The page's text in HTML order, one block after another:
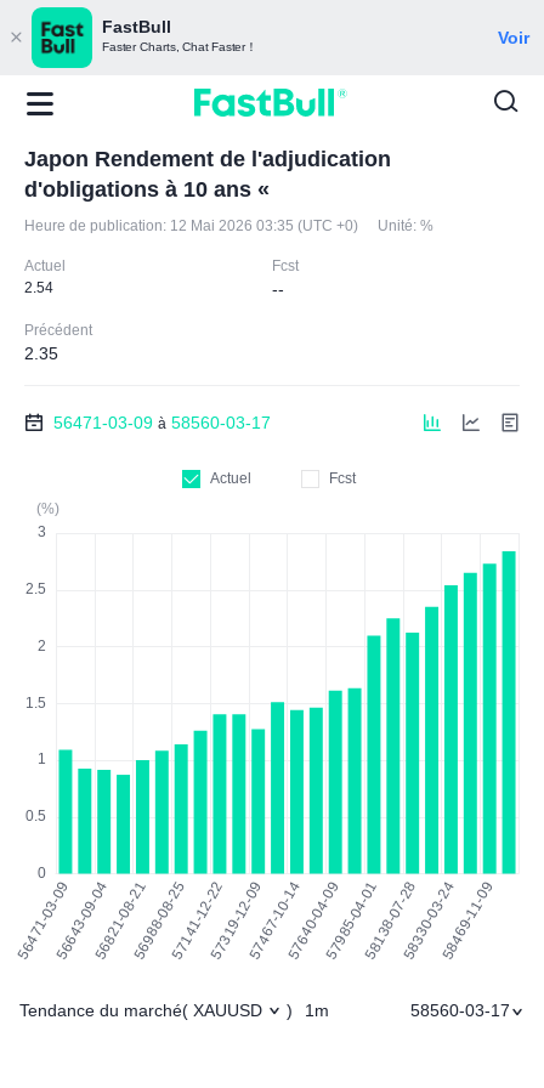
FastBull
Faster Charts, Chat Faster！ Voir
Japon Rendement de l'adjudication
d'obligations à 10 ans «
Heure de publication: 12 Mai 2026 03:35 (UTC +0) Unité: %
Actuel
2.54
Fcst
--
Précédent
2.35
56471-03-09 à 58560-03-17
Actuel
Fcst
(%)
Tendance du marché( XAUUSD ) 1m 58560-03-17